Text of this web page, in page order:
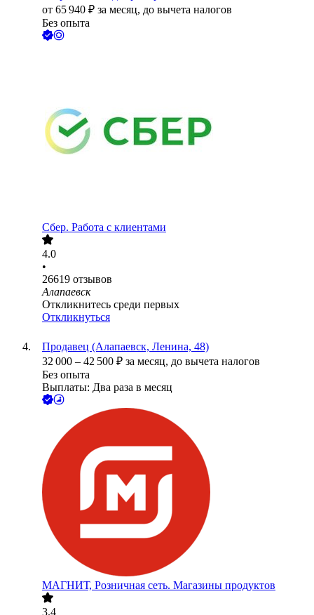
от 65 940 ₽ за месяц, до вычета налогов
Без опыта
Сбер. Работа с клиентами
4.0
•
26619 отзывов
Алапаевск
Откликнитесь среди первых
Откликнуться
Продавец (Алапаевск, Ленина, 48)
32 000 – 42 500 ₽ за месяц, до вычета налогов
Без опыта
Выплаты: Два раза в месяц
МАГНИТ, Розничная сеть. Магазины продуктов
3.4